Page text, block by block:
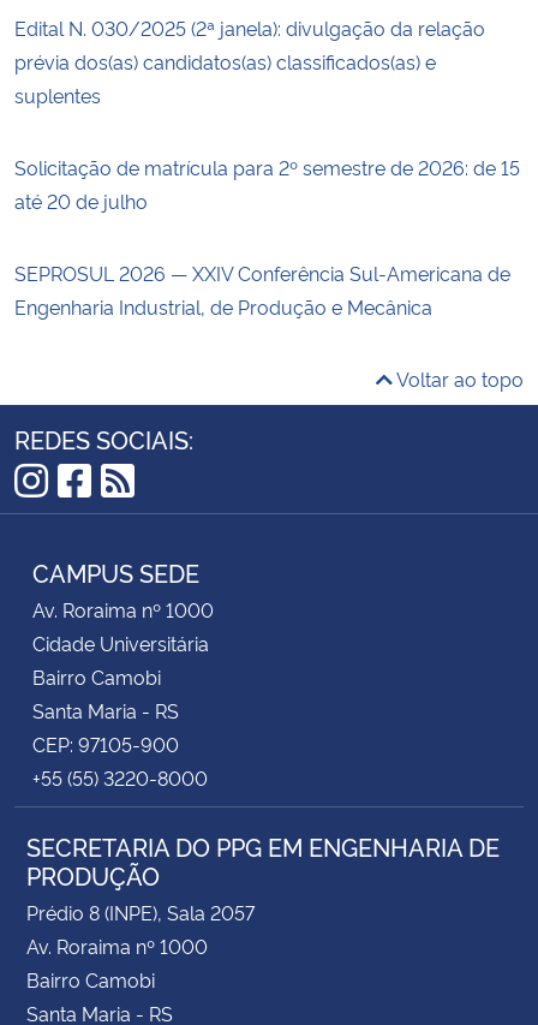
Edital N. 030/2025 (2ª janela): divulgação da relação
prévia dos(as) candidatos(as) classificados(as) e
suplentes
Solicitação de matrícula para 2º semestre de 2026: de 15
até 20 de julho
SEPROSUL 2026 — XXIV Conferência Sul-Americana de
Engenharia Industrial, de Produção e Mecânica
Voltar ao topo
REDES SOCIAIS:
Instagram
Facebook
RSS
CAMPUS SEDE
Av. Roraima nº 1000
Cidade Universitária
Bairro Camobi
Santa Maria - RS
CEP: 97105-900
+55 (55) 3220-8000
SECRETARIA DO PPG EM ENGENHARIA DE
PRODUÇÃO
Prédio 8 (INPE), Sala 2057
Av. Roraima nº 1000
Bairro Camobi
Santa Maria - RS